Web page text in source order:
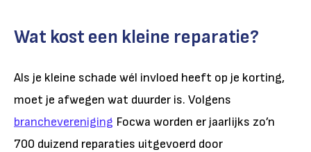
Wat kost een kleine reparatie?
Als je kleine schade wél invloed heeft op je korting,
moet je afwegen wat duurder is. Volgens
branchevereniging Focwa worden er jaarlijks zo’n
700 duizend reparaties uitgevoerd door